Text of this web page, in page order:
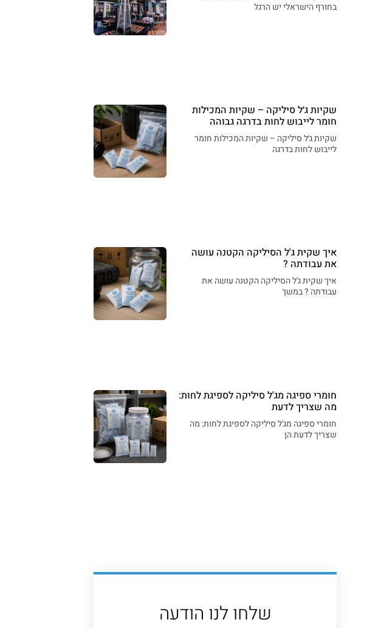
בחורף הישראלי יש הרגל
שקיות ג׳ל סיליקה – שקיות המכילות
חומר לייבוש לחות בדרגה גבוהה
שקיות ג׳ל סיליקה – שקיות המכילות חומר
לייבוש לחות בדרגה
איך שקית ג'ל הסיליקה הקטנה עושה
את עבודתה ?
איך שקית ג'ל הסיליקה הקטנה עושה את
עבודתה ? במשך
חומרי ספיגה מג'ל סיליקה לספיגת לחות:
מה שצריך לדעת
חומרי ספיגה מג'ל סיליקה לספיגת לחות: מה
שצריך לדעת הן
שלחו לנו הודעה